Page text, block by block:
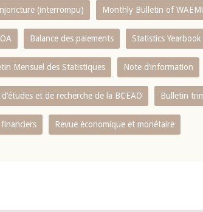
(interrompu) Monthly Bulletin of
Balance des paiements Statistics Yearbook
Mensuel des Statistiques Note d’information
et de recherche de la BCEAO Bulletin
Revue économique et monétaire